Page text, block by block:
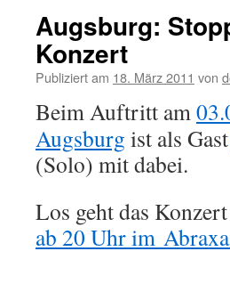
Augsburg:
Konzert
Publiziert am 18. März 2011 von
Beim Auftritt am
Augsburg ist als Gast
(Solo) mit dabei.
Los geht das
ab 20 Uhr im